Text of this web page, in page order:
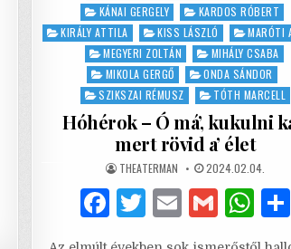
KÁNAI GERGELY
KARDOS RÓBERT
KIRÁLY ATTILA
KISS LÁSZLÓ
MARÓTI
MEGYERI ZOLTÁN
MIHÁLY CSABA
MIKOLA GERGŐ
ONDA SÁNDOR
SZIKSZAI RÉMUSZ
TÓTH MARCELL
Hóhérok – Ó má’, kukulni
mert rövid a’ élet
AUTHOR:
THEATERMAN PUBLISHED
DATE:
2024.02.04.
F T E G W